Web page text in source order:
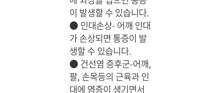
이 발생할 수 있습니다.
● 인대손상- 어깨 인대
가 손상되면 통증이 발
생할 수 있습니다.
● 건선염 증후군-어깨,
팔, 손목등의 근육과 인
대에 염증이 생기면서